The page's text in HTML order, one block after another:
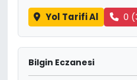
Yol Tarifi Al 0
Bilgin Eczanesi